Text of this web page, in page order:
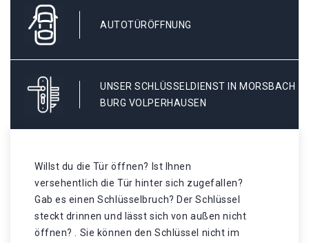
AUTOTÜRÖFFNUNG
UNSER SCHLÜSSELDIENST IN MORSBACH
BURG VOLPERHAUSEN
Willst du die Tür öffnen? Ist Ihnen
versehentlich die Tür hinter sich zugefallen?
Gab es einen Schlüsselbruch? Der Schlüssel
steckt drinnen und lässt sich von außen nicht
öffnen? . Sie können den Schlüssel nicht im